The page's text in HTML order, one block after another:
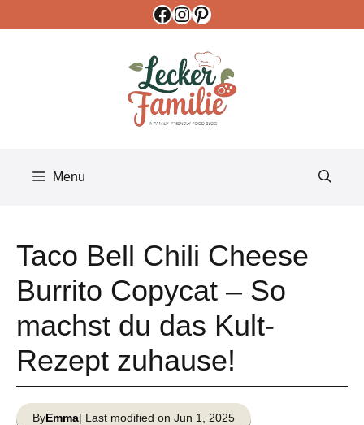
Facebook
Instagram
Pinterest
Menu
Taco Bell Chili Cheese
Burrito Copycat – So
machst du das Kult-
Rezept zuhause!
ByEmma| Last modified on Jun 1, 2025